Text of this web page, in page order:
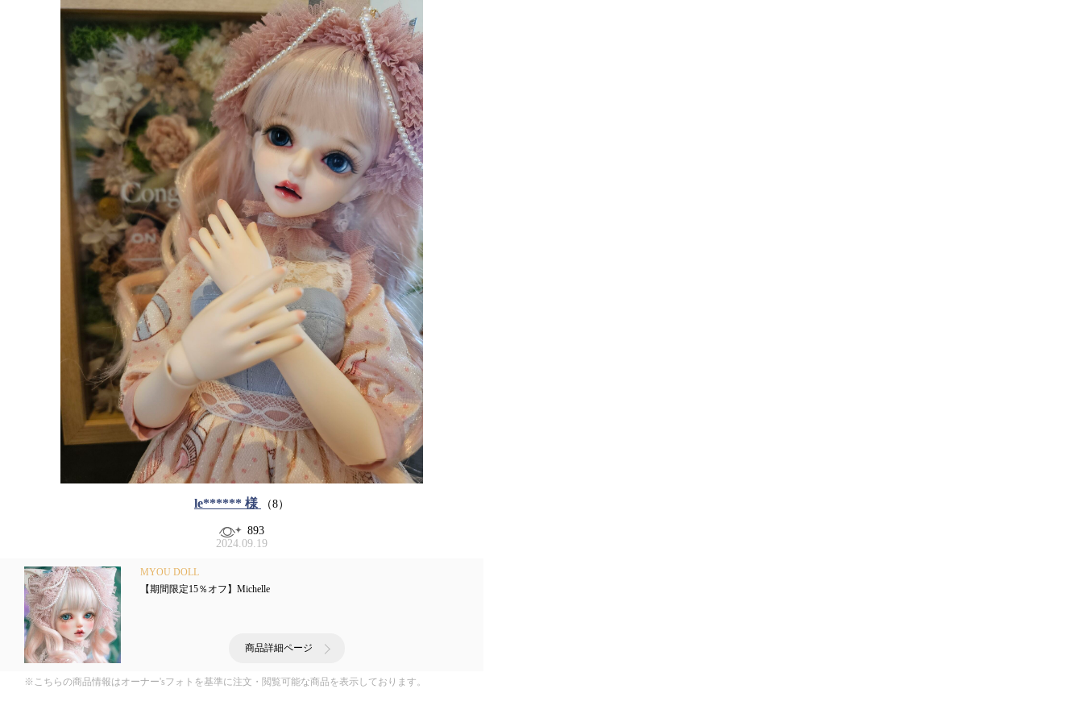
le****** 様 （8）
893
2024.09.19
MYOU DOLL
【期間限定15％オフ】Michelle
商品詳細ページ
※こちらの商品情報はオーナー'sフォトを基準に注文・閲覧可能な商品を表示しております。